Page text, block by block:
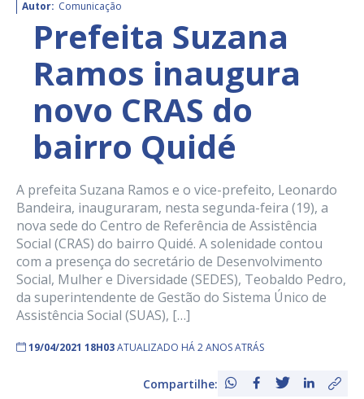
Autor: Comunicação
Prefeita Suzana
Ramos inaugura
novo CRAS do
bairro Quidé
A prefeita Suzana Ramos e o vice-prefeito, Leonardo
Bandeira, inauguraram, nesta segunda-feira (19), a
nova sede do Centro de Referência de Assistência
Social (CRAS) do bairro Quidé. A solenidade contou
com a presença do secretário de Desenvolvimento
Social, Mulher e Diversidade (SEDES), Teobaldo Pedro,
da superintendente de Gestão do Sistema Único de
Assistência Social (SUAS), […]
19/04/2021 18H03ATUALIZADO HÁ 2 ANOS ATRÁS
Compartilhe: